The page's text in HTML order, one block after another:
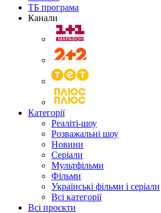
ТБ програма
Канали
Категорії
Реаліті-шоу
Розважальні шоу
Новини
Серіали
Мультфільми
Фільми
Українські фільми і серіали
Всі категорії
Всі проєкти